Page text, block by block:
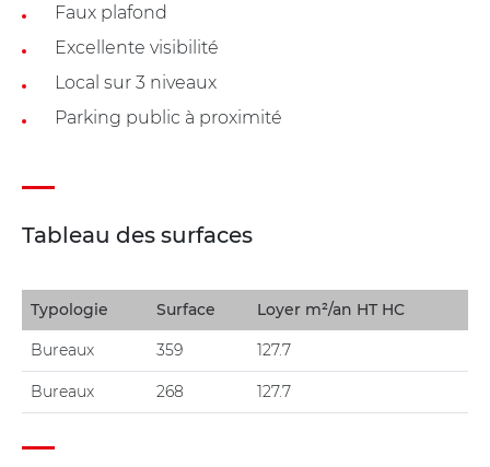
Faux plafond
Excellente visibilité
Local sur 3 niveaux
Parking public à proximité
Tableau des surfaces
Typologie Surface Loyer m²/an HT HC
Bureaux 359 127.7
Bureaux 268 127.7